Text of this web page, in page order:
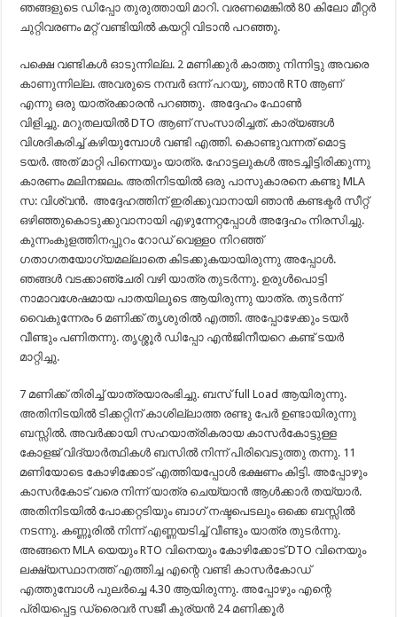
ഞങ്ങളുടെ ഡിപ്പോ തുരുത്തായി മാറി. വരണമെങ്കിൽ 80 കിലോ മീറ്റർ
ചുറ്റിവരണം മറ്റ് വണ്ടിയിൽ കയറ്റി വിടാൻ പറഞ്ഞു.
പക്ഷെ വണ്ടികൾ ഓടുന്നില്ല. 2 മണിക്കുർ കാത്തു നിന്നിട്ടു അവരെ
കാണുന്നില്ല. അവരുടെ നമ്പർ ഒന്ന് പറയു, ഞാൻ RT0 ആണ്
എന്നു ഒരു യാത്രക്കാരൻ പറഞ്ഞു. അദ്ദേഹം ഫോൺ
വിളിച്ചു. മറുതലയിൽ DTO ആണ് സംസാരിച്ചത്. കാര്യങ്ങൾ
വിശദികരിച്ച് കഴിയുമ്പോൾ വണ്ടി എത്തി. കൊണ്ടുവന്നത് മൊട്ട
ടയർ. അത് മാറ്റി പിന്നെയും യാത്ര. ഹോട്ടലുകൾ അടച്ചിട്ടിരിക്കുന്നു
കാരണം മലിനജലം. അതിനിടയിൽ ഒരു പാസുകാരനെ കണ്ടു MLA
സ: വിശ്വൻ. അദ്ദേഹത്തിന് ഇരിക്കുവാനായി ഞാൻ കണ്ടക്ടർ സീറ്റ്
ഒഴിഞ്ഞുകൊടുക്കുവാനായി എഴുന്നേറ്റപ്പോൾ അദ്ദേഹം നിരസിച്ചു.
കുന്നംകുളത്തിനപ്പുറം റോഡ് വെള്ളo നിറഞ്ഞ്
ഗതാഗതയോഗ്യമല്ലാതെ കിടക്കുകയായിരുന്നു അപ്പോൾ.
ഞങ്ങൾ വടക്കാഞ്ചേരി വഴി യാത്ര തുടർന്നു. ഉരുൾപൊട്ടി
നാമാവശേഷമായ പാതയിലൂടെ ആയിരുന്നു യാത്ര. തുടർന്ന്
വൈകുന്നേരം 6 മണിക്ക് തൃശുരിൽ എത്തി. അപ്പോഴേക്കും ടയർ
വീണ്ടും പണിതന്നു. തൃശ്ശൂർ ഡിപ്പോ എൻജിനീയറെ കണ്ട് ടയർ
മാറ്റിച്ചു.
7 മണിക്ക് തിരിച്ച് യാത്രയാരംഭിച്ചു. ബസ് full Load ആയിരുന്നു.
അതിനിടയിൽ ടിക്കറ്റിന് കാശില്ലാത്ത രണ്ടു പേർ ഉണ്ടായിരുന്നു
ബസ്സിൽ. അവർക്കായി സഹയാത്രികരായ കാസർകോട്ടുള്ള
കോളജ് വിദ്യാർത്ഥികൾ ബസിൽ നിന്ന് പിരിവെടുത്തു തന്നു. 11
മണിയോടെ കോഴിക്കോട് എത്തിയപ്പോൾ ഭക്ഷണം കിട്ടി. അപ്പോഴും
കാസർകോട് വരെ നിന്ന് യാത്ര ചെയ്യാൻ ആൾക്കാർ തയ്യാർ.
അതിനിടയിൽ പോക്കറ്റടിയും ബാഗ് നഷ്ടപെടലും ഒക്കെ ബസ്സിൽ
നടന്നു. കണ്ണൂരിൽ നിന്ന് എണ്ണയടിച്ച് വീണ്ടും യാത്ര തുടർന്നു.
അങ്ങനെ MLA യെയും RTO വിനെയും കോഴിക്കോട് DTO വിനെയും
ലക്ഷ്യസ്ഥാനത്ത് എത്തിച്ച എന്റെ വണ്ടി കാസർകോഡ്
എത്തുമ്പോൾ പുലർച്ചെ 4.30 ആയിരുന്നു. അപ്പോഴും എന്റെ
പ്രിയപ്പെട്ട ഡ്രൈവർ സജീ കുര്യൻ 24 മണിക്കൂർ